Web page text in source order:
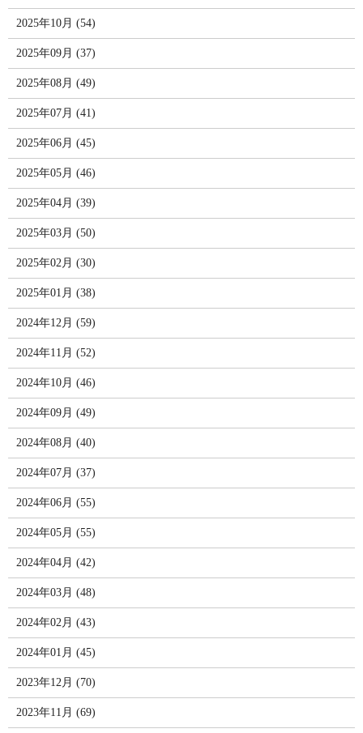
2025年10月 (54)
2025年09月 (37)
2025年08月 (49)
2025年07月 (41)
2025年06月 (45)
2025年05月 (46)
2025年04月 (39)
2025年03月 (50)
2025年02月 (30)
2025年01月 (38)
2024年12月 (59)
2024年11月 (52)
2024年10月 (46)
2024年09月 (49)
2024年08月 (40)
2024年07月 (37)
2024年06月 (55)
2024年05月 (55)
2024年04月 (42)
2024年03月 (48)
2024年02月 (43)
2024年01月 (45)
2023年12月 (70)
2023年11月 (69)